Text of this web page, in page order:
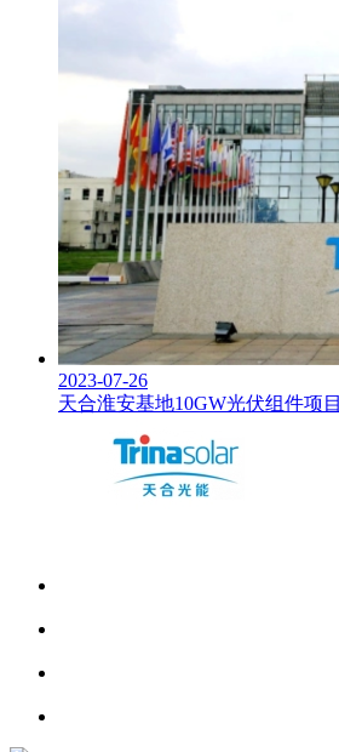
2023-07-26
天合淮安基地10GW光伏组件项目